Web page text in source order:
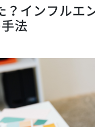
？インフルエ
法